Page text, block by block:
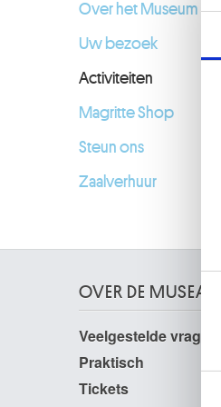
Over het Museum
Uw bezoek
Activiteiten
Magritte Shop
Steun ons
Zaalverhuur
OVER DE MUSEA
Veelgestelde vragen
Praktisch
Tickets